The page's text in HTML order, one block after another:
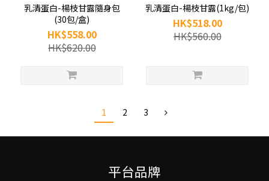
乳清蛋白-楊枝甘露隨身包
(30包/盒)
HK$558.00
HK$620.00
乳清蛋白-楊枝甘露(1kg/包)
HK$518.00
HK$560.00
1 2 3
平台品牌